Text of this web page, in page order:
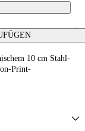
10 cm Stahl-
Print-